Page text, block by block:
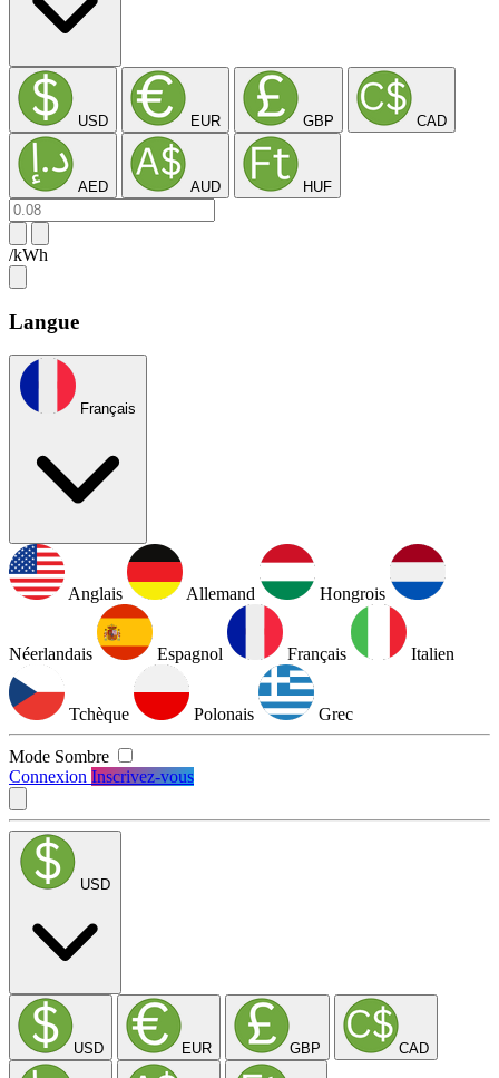
USD EUR GBP CAD
AED AUD HUF
/kWh
Langue
Français
Anglais Allemand Hongrois
Néerlandais Espagnol Français Italien
Tchèque Polonais Grec
Mode Sombre
Connexion Inscrivez-vous
USD
USD EUR GBP CAD